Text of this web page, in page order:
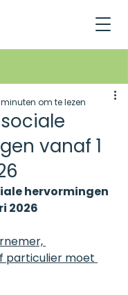
vanaf 1
minuten om te lezen
hervormingen
2026
particulier moet